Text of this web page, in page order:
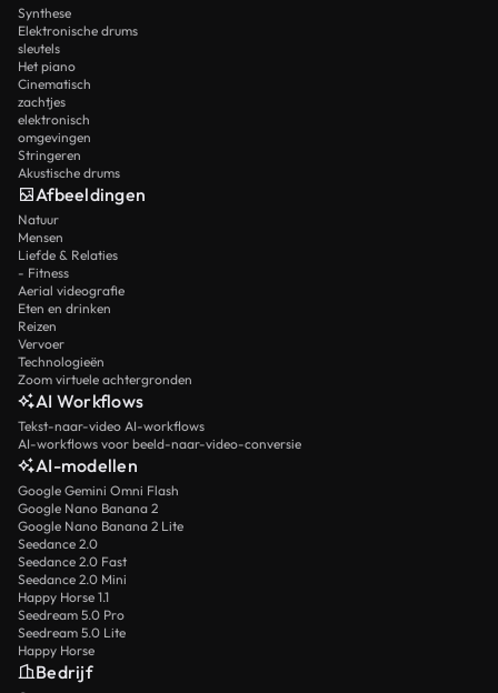
Synthese
Elektronische drums
sleutels
Het piano
Cinematisch
zachtjes
elektronisch
omgevingen
Stringeren
Akustische drums
Afbeeldingen
Natuur
Mensen
Liefde & Relaties
- Fitness
Aerial videografie
Eten en drinken
Reizen
Vervoer
Technologieën
Zoom virtuele achtergronden
AI Workflows
Tekst-naar-video AI-workflows
AI-workflows voor beeld-naar-video-conversie
AI-modellen
Google Gemini Omni Flash
Google Nano Banana 2
Google Nano Banana 2 Lite
Seedance 2.0
Seedance 2.0 Fast
Seedance 2.0 Mini
Happy Horse 1.1
Seedream 5.0 Pro
Seedream 5.0 Lite
Happy Horse
Bedrijf